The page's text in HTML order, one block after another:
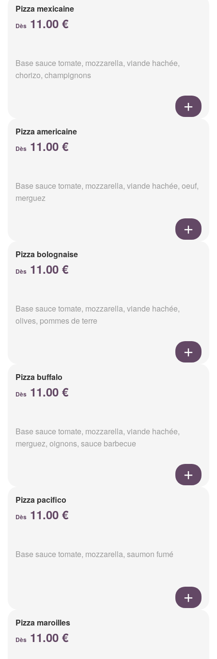
Pizza mexicaine
Dès 11.00 €
Base sauce tomate, mozzarella, viande hachée,
chorizo, champignons
Pizza americaine
Dès 11.00 €
Base sauce tomate, mozzarella, viande hachée, oeuf,
merguez
Pizza bolognaise
Dès 11.00 €
Base sauce tomate, mozzarella, viande hachée,
olives, pommes de terre
Pizza buffalo
Dès 11.00 €
Base sauce tomate, mozzarella, viande hachée,
merguez, oignons, sauce barbecue
Pizza pacifico
Dès 11.00 €
Base sauce tomate, mozzarella, saumon fumé
Pizza maroilles
Dès 11.00 €